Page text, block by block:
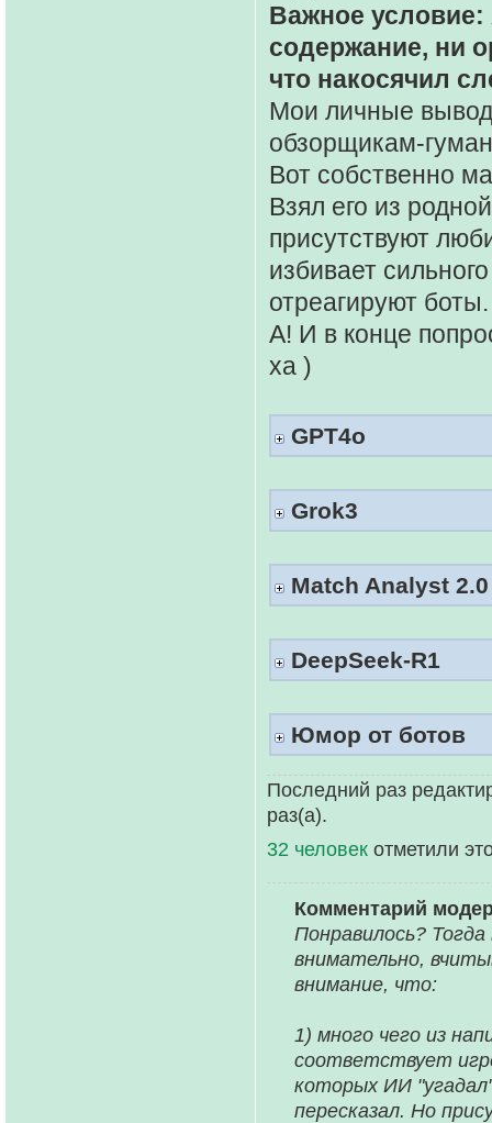
Важное условие:
содержание, ни
что накосячил
Мои личные
обзорщикам-
Вот собственно
Взял его из
присутствуют
избивает
отреагируют боты.
А! И в конце
ха )
GPT4o
Grok3
Match Analyst 2.0
DeepSeek-R1
Юмор от ботов
Последний раз
раз(а).
32 человек отметили
Комментарий
Понравилось?
внимательно,
внимание, что:
1) много чего из
соответствует
которых ИИ "угадал"
пересказал. Но